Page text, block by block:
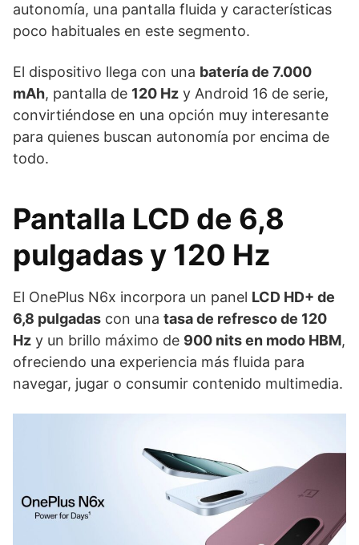
autonomía, una pantalla fluida y características
poco habituales en este segmento.
El dispositivo llega con una batería de 7.000
mAh, pantalla de 120 Hz y Android 16 de serie,
convirtiéndose en una opción muy interesante
para quienes buscan autonomía por encima de
todo.
Pantalla LCD de 6,8
pulgadas y 120 Hz
El OnePlus N6x incorpora un panel LCD HD+ de
6,8 pulgadas con una tasa de refresco de 120
Hz y un brillo máximo de 900 nits en modo HBM,
ofreciendo una experiencia más fluida para
navegar, jugar o consumir contenido multimedia.